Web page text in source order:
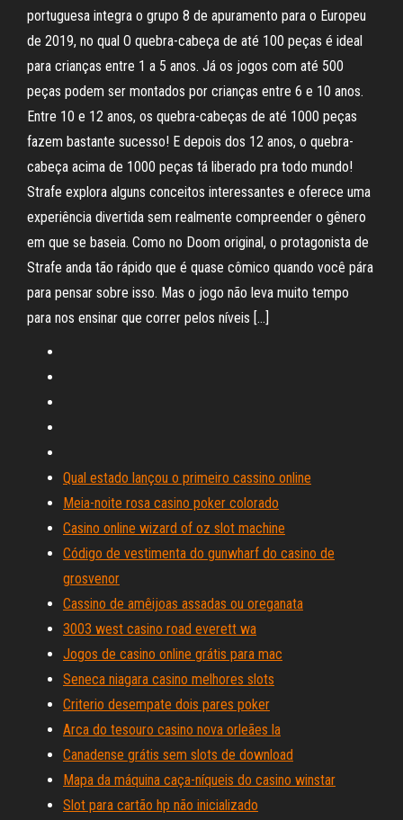
portuguesa integra o grupo 8 de apuramento para o Europeu
de 2019, no qual O quebra-cabeça de até 100 peças é ideal
para crianças entre 1 a 5 anos. Já os jogos com até 500
peças podem ser montados por crianças entre 6 e 10 anos.
Entre 10 e 12 anos, os quebra-cabeças de até 1000 peças
fazem bastante sucesso! E depois dos 12 anos, o quebra-
cabeça acima de 1000 peças tá liberado pra todo mundo!
Strafe explora alguns conceitos interessantes e oferece uma
experiência divertida sem realmente compreender o gênero
em que se baseia. Como no Doom original, o protagonista de
Strafe anda tão rápido que é quase cômico quando você pára
para pensar sobre isso. Mas o jogo não leva muito tempo
para nos ensinar que correr pelos níveis […]
Qual estado lançou o primeiro cassino online
Meia-noite rosa casino poker colorado
Casino online wizard of oz slot machine
Código de vestimenta do gunwharf do casino de
grosvenor
Cassino de amêijoas assadas ou oreganata
3003 west casino road everett wa
Jogos de casino online grátis para mac
Seneca niagara casino melhores slots
Criterio desempate dois pares poker
Arca do tesouro casino nova orleães la
Canadense grátis sem slots de download
Mapa da máquina caça-níqueis do casino winstar
Slot para cartão hp não inicializado